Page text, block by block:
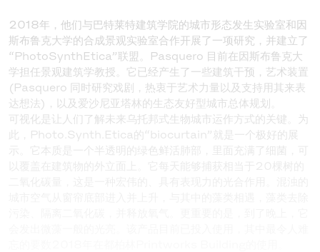
2018年，他们与巴特莱特建筑学院的城市形态发生实验室和因
斯布鲁克大学的合成景观实验室合作开展了一项研究，并建立了
“PhotoSynthEtica”联盟。Pasquero 目前在因斯布鲁克大
学担任景观建筑学教授。它已经产生了一些建筑干预，艺术装置
(Pasquero 同时研究戏剧，热衷于艺术力量以及支持用其来表
达想法)，以及爱沙尼亚塔林的生态友好型城市总体规划。
可视化是让人们了解未来乌托邦式生物城市运作方式的关键。为
此，Photo.Synth.Etica的“biocurtain”就是一个极好的展
示。它本质是一个半透明的绿色鲜活肺部，里面充满了细菌，可